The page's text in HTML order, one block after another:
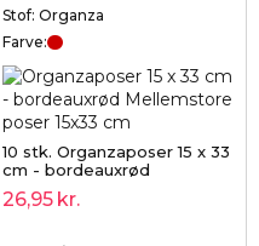
Stof: Organza
Farve:
10 stk. Organzaposer 15 x 33
cm - bordeauxrød
26,95 kr.